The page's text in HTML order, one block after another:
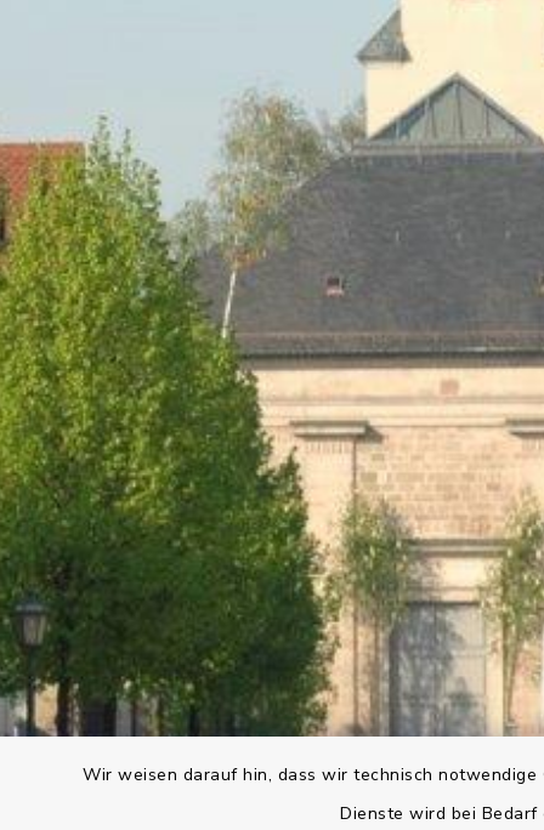
Wir weisen darauf hin, dass wir technisch
Dienste wird bei